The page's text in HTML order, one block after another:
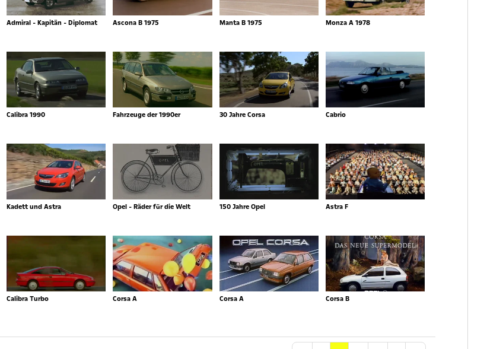
Admiral - Kapitän - Diplomat Ascona B 1975 Manta B 1975 Monza A 1978
Calibra 1990 Fahrzeuge der 1990er 30 Jahre Corsa Cabrio
Kadett und Astra Opel - Räder für die Welt 150 Jahre Opel Astra F
Calibra Turbo Corsa A Corsa A Corsa B